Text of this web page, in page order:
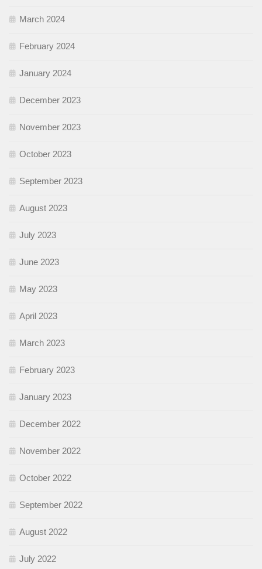
March 2024
February 2024
January 2024
December 2023
November 2023
October 2023
September 2023
August 2023
July 2023
June 2023
May 2023
April 2023
March 2023
February 2023
January 2023
December 2022
November 2022
October 2022
September 2022
August 2022
July 2022